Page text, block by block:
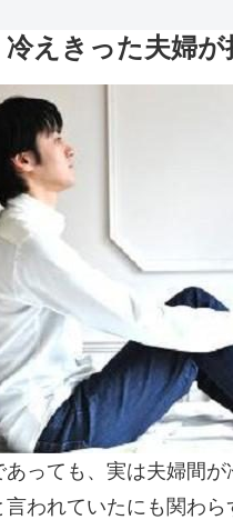
えきった夫婦
っても、実は夫婦間
われていたにも関わ